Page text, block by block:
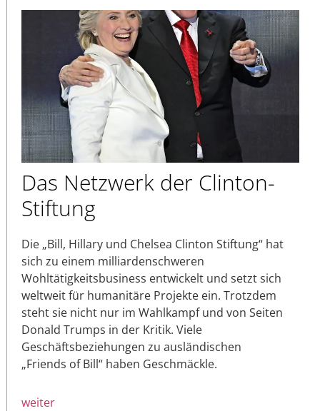
Das Netzwerk der Clinton-
Stiftung
Die „Bill, Hillary und Chelsea Clinton Stiftung“ hat
sich zu einem milliardenschweren
Wohltätigkeitsbusiness entwickelt und setzt sich
weltweit für humanitäre Projekte ein. Trotzdem
steht sie nicht nur im Wahlkampf und von Seiten
Donald Trumps in der Kritik. Viele
Geschäftsbeziehungen zu ausländischen
„Friends of Bill“ haben Geschmäckle.
weiter